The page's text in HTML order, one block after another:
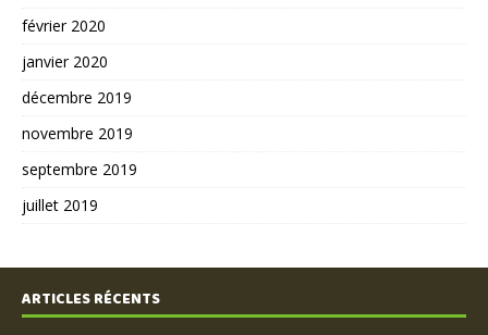
février 2020
janvier 2020
décembre 2019
novembre 2019
septembre 2019
juillet 2019
ARTICLES RÉCENTS